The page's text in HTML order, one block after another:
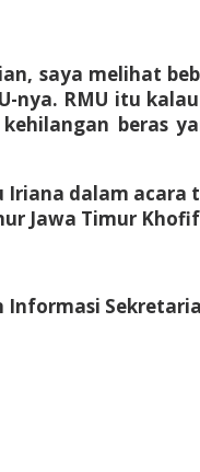
saya melihat
nya. RMU itu
beras
dalam
Jawa Timur
Informasi